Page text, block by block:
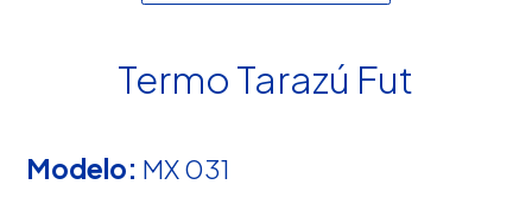
Termo Tarazú Fut
Modelo: MX 031